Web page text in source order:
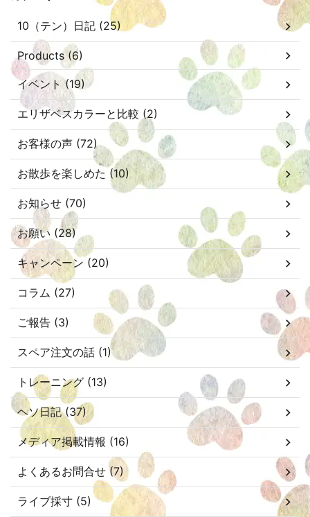
10（テン）日記 (25)
Products (6)
イベント (19)
エリザベスカラーと比較 (2)
お客様の声 (72)
お散歩を楽しめた (10)
お知らせ (70)
お願い (28)
キャンペーン (20)
コラム (27)
ご報告 (3)
スペア注文の話 (1)
トレーニング (13)
ヘソ日記 (37)
メディア掲載情報 (16)
よくあるお問合せ (7)
ライブ採寸 (5)